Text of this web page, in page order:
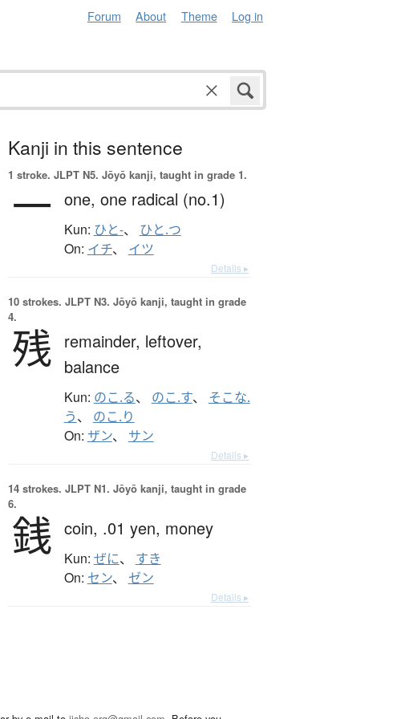
Forum About Theme Log in
Kanji in this sentence
1 stroke. JLPT N5. Jōyō kanji, taught in grade 1.
一 one, one radical (no.1)
Kun: ひと-、 ひと.つ
On: イチ、 イツ
Details ▸
10 strokes. JLPT N3. Jōyō kanji, taught in grade
4.
残 remainder, leftover,
balance
Kun: のこ.る、 のこ.す、 そこな.
う、 のこ.り
On: ザン、 サン
Details ▸
14 strokes. JLPT N1. Jōyō kanji, taught in grade
6.
銭 coin, .01 yen, money
Kun: ぜに、 すき
On: セン、 ゼン
Details ▸